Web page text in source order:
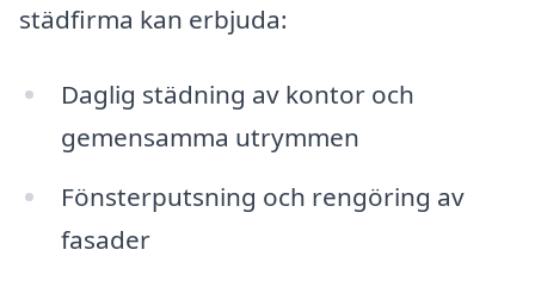
städfirma kan erbjuda:
Daglig städning av kontor och
gemensamma utrymmen
Fönsterputsning och rengöring av
fasader